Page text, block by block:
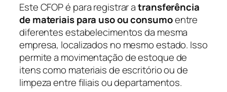
Este CFOP é para registrar atransferência
de materiais para uso ou consumoentre
diferentes estabelecimentos da mesma
empresa, localizados no mesmo estado. Isso
permite a movimentação de estoque de
itens como materiais de escritório ou de
limpeza entre filiais ou departamentos.